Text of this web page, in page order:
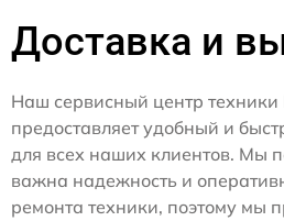
Доставка и
Наш сервисный центр техники
предоставляет удобный и
для всех наших клиентов. Мы
важна надежность и
ремонта техники, поэтому мы